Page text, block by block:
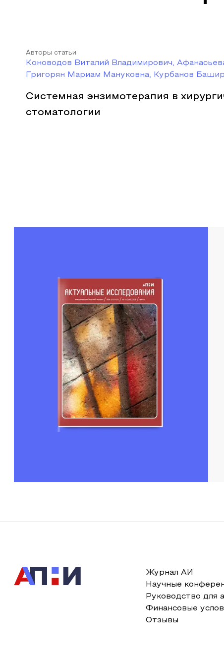
Авторы статьи
Коноводов Виталий Владимирович,
Григорян Мариам Мануковна, Курбанов
Системная энзимотерапия в
стоматологии
Журнал АИ
Научные
Руководство для
Финансовые
Отзывы